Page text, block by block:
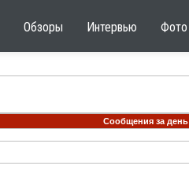
Обзоры Интервью Фото
Сообщения за день